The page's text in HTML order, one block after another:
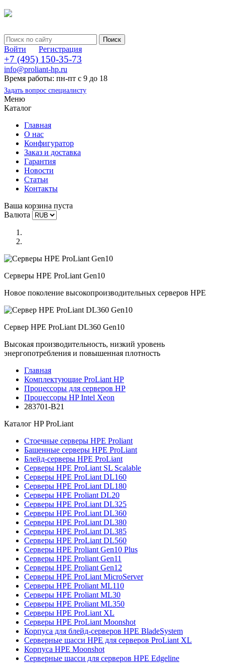
Войти Регистрация
+7 (495) 150-35-73
info@proliant-hp.ru
Время работы: пн-пт с 9 до 18
Задать вопрос специалисту
Меню
Каталог
Главная
О нас
Конфигуратор
Заказ и доставка
Гарантия
Новости
Статьи
Контакты
Ваша корзина пуста
Валюта
Серверы HPE ProLiant Gen10
Новое поколение высокопроизводительных серверов HPE
Сервер HPE ProLiant DL360 Gen10
Высокая производительность, низкий уровень
энергопотребления и повышенная плотность
Главная
Комплектующие ProLiant HP
Процессоры для серверов HP
Процессоры HP Intel Xeon
283701-B21
Каталог HP ProLiant
Стоечные серверы HPE Proliant
Башенные серверы HPE ProLiant
Блейд-серверы HPE ProLiant
Серверы HPE ProLiant SL Scalable
Серверы HPE ProLiant DL160
Серверы HPE ProLiant DL180
Серверы HPE Proliant DL20
Серверы HPE ProLiant DL325
Серверы HPE ProLiant DL360
Серверы HPE ProLiant DL380
Серверы HPE ProLiant DL385
Серверы HPE ProLiant DL560
Серверы HPE Proliant Gen10 Plus
Серверы HPE Proliant Gen11
Серверы HPE Proliant Gen12
Серверы HPE ProLiant MicroServer
Серверы HPE Proliant ML110
Серверы HPE Proliant ML30
Серверы HPE Proliant ML350
Серверы HPE ProLiant XL
Серверы HPE ProLiant Moonshot
Корпуса для блейд-серверов HPE BladeSystem
Серверные шасси HPE для серверов ProLiant XL
Корпуса HPE Moonshot
Серверные шасси для серверов HPE Edgeline